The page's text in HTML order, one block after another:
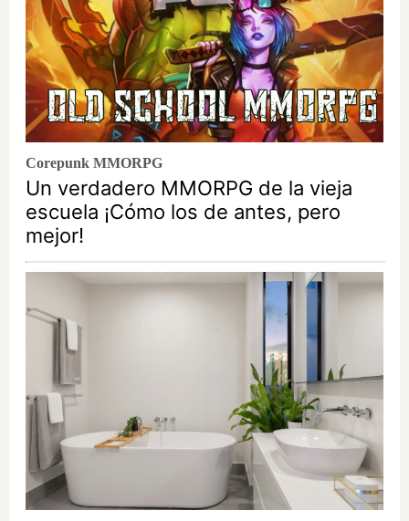
Corepunk MMORPG
Un verdadero MMORPG de la vieja
escuela ¡Cómo los de antes, pero
mejor!